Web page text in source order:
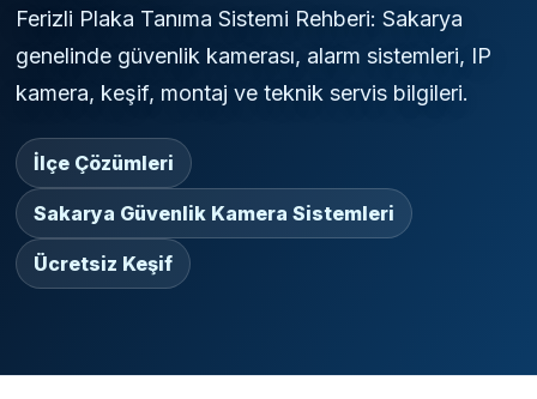
Ferizli Plaka Tanıma Sistemi Rehberi: Sakarya
genelinde güvenlik kamerası, alarm sistemleri, IP
kamera, keşif, montaj ve teknik servis bilgileri.
İlçe Çözümleri
Sakarya Güvenlik Kamera Sistemleri
Ücretsiz Keşif